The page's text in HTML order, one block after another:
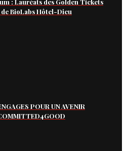
de BioLabs Hôtel-Dieu
POUR UN AVENIR